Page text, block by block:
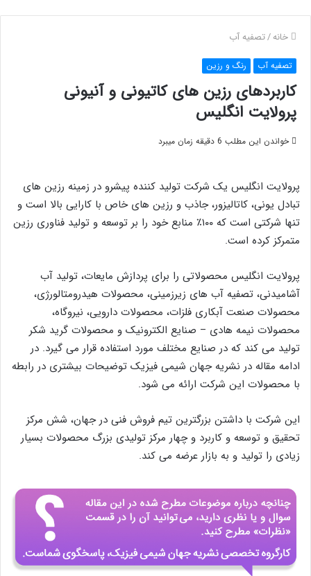
خانه/تصفیه آب
تصفیه آب رنگ و رزین
کاربردهای رزین های کاتیونی و آنیونی
پرولایت انگلیس
خواندن این مطلب 6 دقیقه زمان میبرد
پرولایت انگلیس یک شرکت تولید کننده پیشرو در زمینه رزین های
تبادل یونی، کاتالیزور، جاذب و رزین های خاص با کارایی بالا است و
تنها شرکتی است که ۱۰۰٪ منابع خود را بر توسعه و تولید فناوری رزین
متمرکز کرده است.
پرولایت انگلیس محصولاتی را برای پردازش مایعات، تولید آب
آشامیدنی، تصفیه آب های زیرزمینی، محصولات هیدرومتالورژی،
محصولات صنعت آبکاری فلزات، محصولات دارویی، نیروگاه،
محصولات نیمه هادی – صنایع الکترونیک و محصولات گرید شکر
تولید می کند که در صنایع مختلف مورد استفاده قرار می گیرد. در
ادامه مقاله در نشریه جهان شیمی فیزیک توضیحات بیشتری در رابطه
با محصولات این شرکت ارائه می شود.
این شرکت با داشتن بزرگترین تیم فروش فنی در جهان، شش مرکز
تحقیق و توسعه و کاربرد و چهار مرکز تولیدی بزرگ محصولات بسیار
زیادی را تولید و به بازار عرضه می کند.